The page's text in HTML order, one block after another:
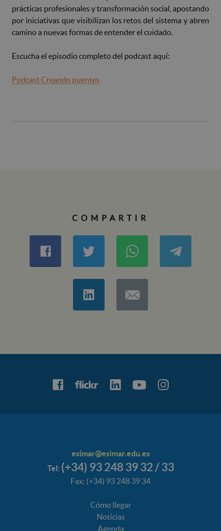
prácticas profesionales y transformación social, apostando
por iniciativas que visibilizan los retos del sistema y abren
camino a nuevas formas de entender el cuidado.
Escucha el episodio completo del podcast aquí:
Podcast Creando puentes
COMPARTIR
esimar@esimar.edu.es
Tel: (+34) 93 248 39 32 / 33
Fax: (+34) 93 248 39 34
Cómo llegar
Notícias
Agenda